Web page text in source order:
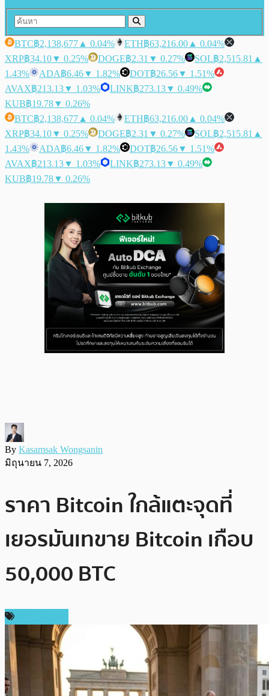
BTC฿2,138,677 ▲ 0.04% ETH฿63,216.00 ▲ 0.04%
XRP฿34.10▼ 0.25% DOGE฿2.31 ▼ 0.27% SOL฿2,515.81 ▲
1.43%
ADA฿6.46▼ 1.82% DOT฿26.56▼ 1.51%
AVAX฿213.13▼ 1.03% LINK฿273.13▼ 0.49%
KUB฿19.78▼ 0.26%
BTC฿2,138,677 ▲ 0.04% ETH฿63,216.00 ▲ 0.04%
XRP฿34.10▼ 0.25% DOGE฿2.31 ▼ 0.27% SOL฿2,515.81 ▲
1.43%
ADA฿6.46▼ 1.82% DOT฿26.56▼ 1.51%
AVAX฿213.13▼ 1.03% LINK฿273.13▼ 0.49%
KUB฿19.78▼ 0.26%
By Kasamsak Wongsanin
มิถุนายน 7, 2026
ราคา Bitcoin ใกล้แตะจุดที่
เยอรมันเทขาย Bitcoin เกือบ
50,000 BTC